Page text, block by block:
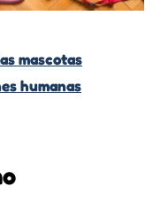
mascotas
humanas